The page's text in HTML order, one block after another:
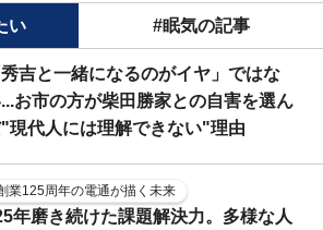
い #眠気の記事
秀吉と一緒になるのがイヤ」ではな
お市の方が柴田勝家との自害を選ん
現代人には理解できない"理由
業125周年の電通が描く未来
年磨き続けた課題解決力。多様な人